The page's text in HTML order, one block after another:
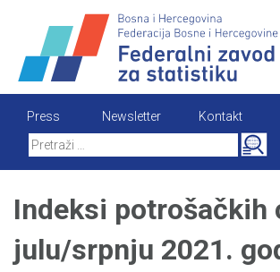
content
Press Newsletter
Kontakt
Search
for:
Indeksi potrošačkih
julu/srpnju 2021.